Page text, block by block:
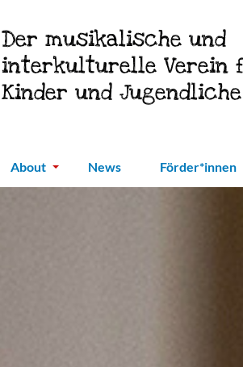
Der musikalische und
interkulturelle Verein
Kinder und Jugendliche
About News Förder*innen